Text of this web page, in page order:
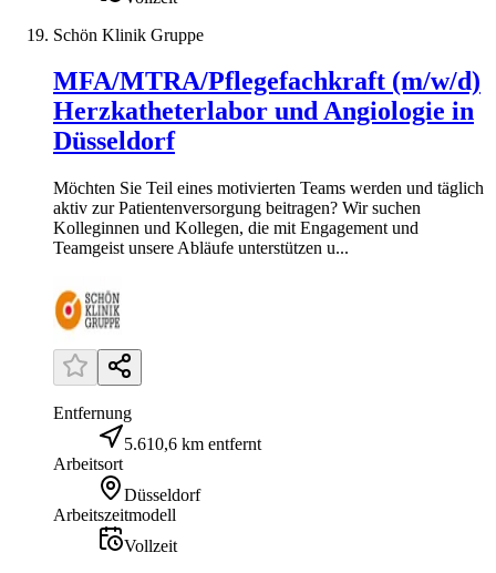
Schön Klinik Gruppe
MFA/MTRA/Pflegefachkraft (m/w/d)
Herzkatheterlabor und Angiologie in
Düsseldorf
Möchten Sie Teil eines motivierten Teams werden und täglich
aktiv zur Patientenversorgung beitragen? Wir suchen
Kolleginnen und Kollegen, die mit Engagement und
Teamgeist unsere Abläufe unterstützen u...
Entfernung
5.610,6 km entfernt
Arbeitsort
Düsseldorf
Arbeitszeitmodell
Vollzeit